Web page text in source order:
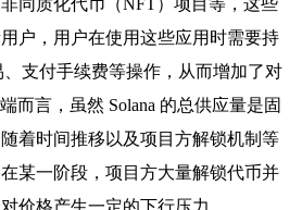
同质化代币（NFT）项目等，这些
户，用户在使用这些应用时需要持
、支付手续费等操作，从而增加了对
而言，虽然 Solana 的总供应量是固
着时间推移以及项目方解锁机制等
某一阶段，项目方大量解锁代币并
价格产生一定的下行压力。